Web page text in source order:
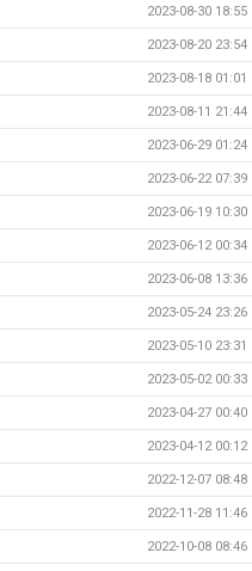
2023-08-30 18:55
2023-08-20 23:54
2023-08-18 01:01
2023-08-11 21:44
2023-06-29 01:24
2023-06-22 07:39
2023-06-19 10:30
2023-06-12 00:34
2023-06-08 13:36
2023-05-24 23:26
2023-05-10 23:31
2023-05-02 00:33
2023-04-27 00:40
2023-04-12 00:12
2022-12-07 08:48
2022-11-28 11:46
2022-10-08 08:46